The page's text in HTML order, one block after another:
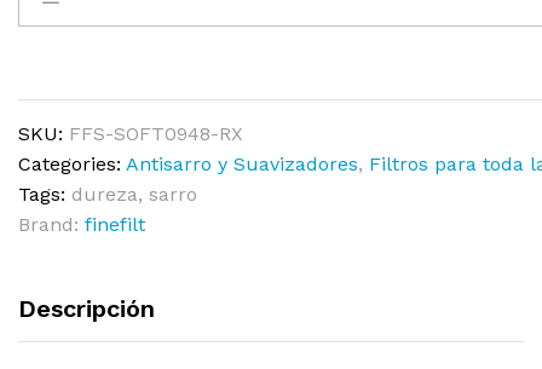
SKU: FFS-SOFT0948-RX
Categories: Antisarro y Suavizadores, Filtros para toda
Tags: dureza, sarro
Brand: finefilt
Descripción